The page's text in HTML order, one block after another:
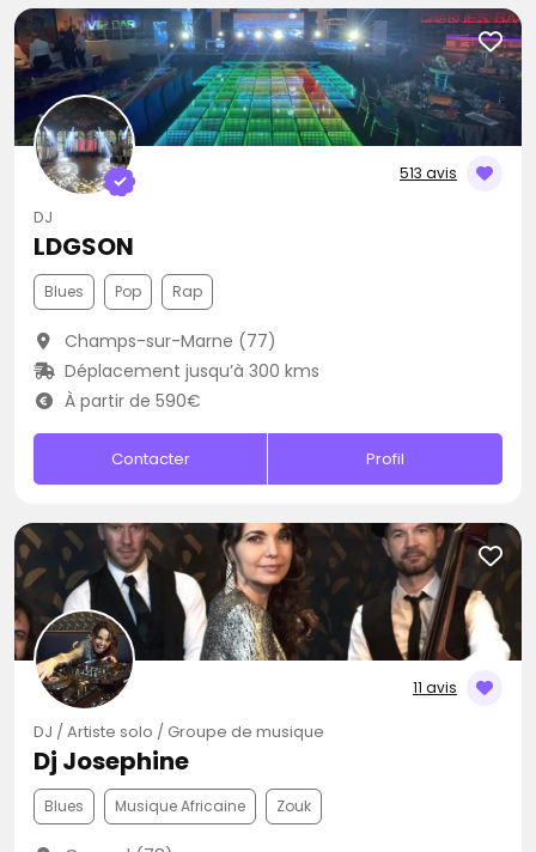
513 avis
DJ
LDGSON
Blues Pop Rap
Champs-sur-Marne (77)
Déplacement jusqu’à 300 kms
À partir de 590€
Contacter Profil
11 avis
DJ / Artiste solo / Groupe de musique
Dj Josephine
Blues Musique Africaine Zouk